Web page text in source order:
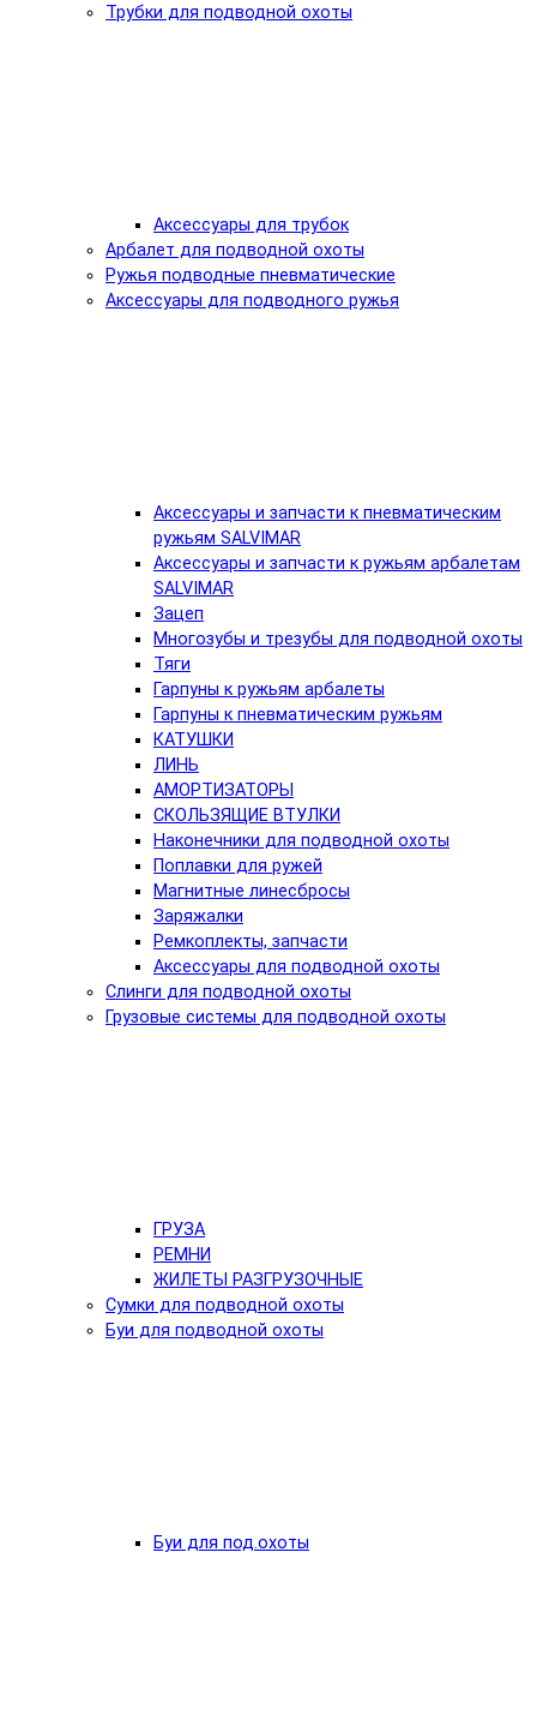
Трубки для подводной охоты
Аксессуары для трубок
Арбалет для подводной охоты
Ружья подводные пневматические
Аксессуары для подводного ружья
Аксессуары и запчасти к пневматическим
ружьям SALVIMAR
Аксессуары и запчасти к ружьям арбалетам
SALVIMAR
Зацеп
Многозубы и трезубы для подводной охоты
Тяги
Гарпуны к ружьям арбалеты
Гарпуны к пневматическим ружьям
КАТУШКИ
ЛИНЬ
АМОРТИЗАТОРЫ
СКОЛЬЗЯЩИЕ ВТУЛКИ
Наконечники для подводной охоты
Поплавки для ружей
Магнитные линесбросы
Заряжалки
Ремкоплекты, запчасти
Аксессуары для подводной охоты
Слинги для подводной охоты
Грузовые системы для подводной охоты
ГРУЗА
РЕМНИ
ЖИЛЕТЫ РАЗГРУЗОЧНЫЕ
Сумки для подводной охоты
Буи для подводной охоты
Буи для под.охоты